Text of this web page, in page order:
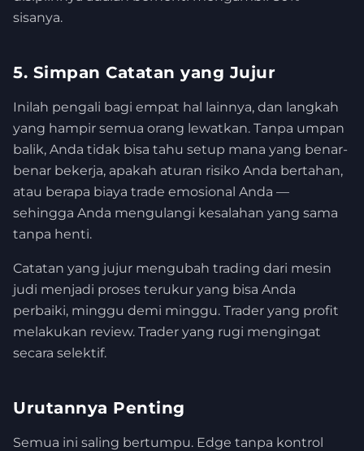
sisanya.
5. Simpan Catatan yang Jujur
Inilah pengali bagi empat hal lainnya, dan langkah
yang hampir semua orang lewatkan. Tanpa umpan
balik, Anda tidak bisa tahu setup mana yang benar-
benar bekerja, apakah aturan risiko Anda bertahan,
atau berapa biaya trade emosional Anda —
sehingga Anda mengulangi kesalahan yang sama
tanpa henti.
Catatan yang jujur mengubah trading dari mesin
judi menjadi proses terukur yang bisa Anda
perbaiki, minggu demi minggu. Trader yang profit
melakukan review. Trader yang rugi mengingat
secara selektif.
Urutannya Penting
Semua ini saling bertumpu. Edge tanpa kontrol